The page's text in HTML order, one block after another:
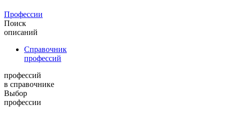
Профессии
Поиск
описаний
Справочник
профессий
профессий
в справочнике
Выбор
профессии